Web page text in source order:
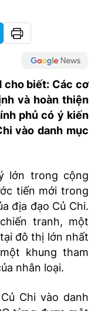
cho biết: Các cơ
và hoàn thiện
phủ có ý kiến
vào danh mục
lớn trong cộng
tiến mới trong
địa đạo Củ Chi.
tranh, một
đô thị lớn nhất
khung tham
nhân loại.
Chi vào danh